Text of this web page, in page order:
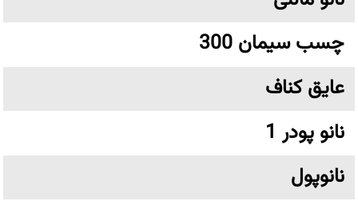
چسب سیمان 300
عایق کناف
نانو پودر 1
نانوپول